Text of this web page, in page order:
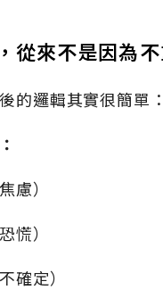
從來不是因為
的邏輯其實很簡單
慮）
慌）
確定）